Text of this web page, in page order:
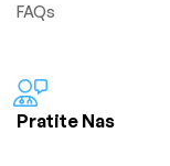
FAQs
Pratite Nas